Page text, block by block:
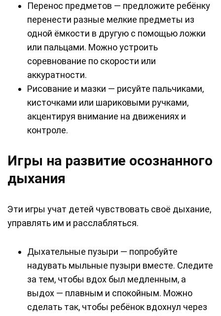
Перенос предметов — предложите ребёнку
перенести разные мелкие предметы из
одной ёмкости в другую с помощью ложки
или пальцами. Можно устроить
соревнование по скорости или
аккуратности.
Рисование и мазки — рисуйте пальчиками,
кисточками или шариковыми ручками,
акцентируя внимание на движениях и
контроле.
Игры на развитие осознанного
дыхания
Эти игры учат детей чувствовать своё дыхание,
управлять им и расслабляться.
Дыхательные пузыри — попробуйте
надувать мыльные пузыри вместе. Следите
за тем, чтобы вдох был медленным, а
выдох — плавным и спокойным. Можно
сделать так, чтобы ребёнок вдохнул через